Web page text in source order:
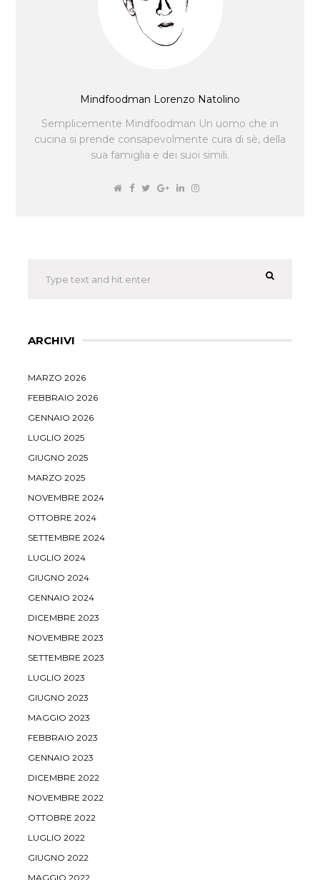
Mindfoodman Lorenzo Natolino
Semplicemente Mindfoodman Un uomo che in
cucina si prende consapevolmente cura di sè, della
sua famiglia e dei suoi simili.
ARCHIVI
MARZO 2026
FEBBRAIO 2026
GENNAIO 2026
LUGLIO 2025
GIUGNO 2025
MARZO 2025
NOVEMBRE 2024
OTTOBRE 2024
SETTEMBRE 2024
LUGLIO 2024
GIUGNO 2024
GENNAIO 2024
DICEMBRE 2023
NOVEMBRE 2023
SETTEMBRE 2023
LUGLIO 2023
GIUGNO 2023
MAGGIO 2023
FEBBRAIO 2023
GENNAIO 2023
DICEMBRE 2022
NOVEMBRE 2022
OTTOBRE 2022
LUGLIO 2022
GIUGNO 2022
MAGGIO 2022